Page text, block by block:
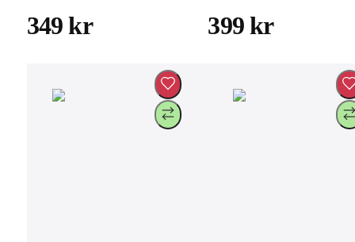
Max (exkl
349 kr
Max (inkl
399 kr